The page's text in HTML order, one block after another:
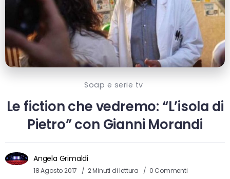
Soap e serie tv
Le fiction che vedremo: “L’isola di
Pietro” con Gianni Morandi
Angela Grimaldi
18 Agosto 2017 2 Minuti di lettura 0 Commenti